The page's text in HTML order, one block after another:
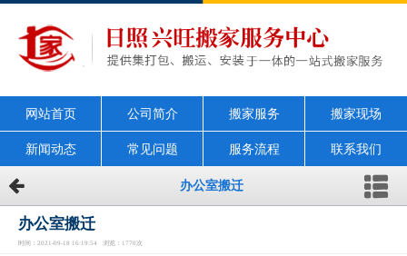
网站首页 公司简介 搬家服务 搬家现场
新闻动态 常见问题 服务流程 联系我们
办公室搬迁
办公室搬迁
时间：2021-09-18 16:19:54 浏览：1770次